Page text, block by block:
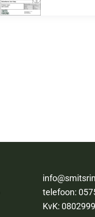
telefoon:
KvK: